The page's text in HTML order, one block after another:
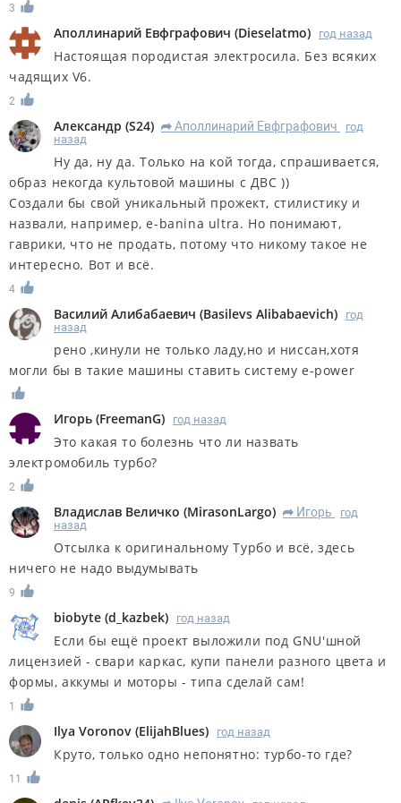
3
Аполлинарий Евфграфович (Dieselatmo) год назад
Настоящая породистая электросила. Без всяких
чадящих V6.
2
Александр (S24) R Аполлинарий Евфграфович
год
назад
Ну да, ну да. Только на кой тогда, спрашивается,
образ некогда культовой машины с ДВС ))
Создали бы свой уникальный прожект, стилистику и
назвали, например, e-banina ultra. Но понимают,
гаврики, что не продать, потому что никому такое не
интересно. Вот и всё.
4
Василий Алибабаевич (Basilevs Alibabaevich)
год
назад
рено ,кинули не только ладу,но и ниссан,хотя
могли бы в такие машины ставить систему е-power
Игорь (FreemanG) год назад
Это какая то болезнь что ли назвать
электромобиль турбо?
2
Владислав Величко (MirasonLargo) R Игорь
год
назад
Отсылка к оригинальному Турбо и всё, здесь
ничего не надо выдумывать
9
biobyte (d_kazbek) год назад
Если бы ещё проект выложили под GNU'шной
лицензией - свари каркас, купи панели разного цвета и
формы, аккумы и моторы - типа сделай сам!
1
Ilya Voronov (ElijahBlues) год назад
Круто, только одно непонятно: турбо-то где?
11